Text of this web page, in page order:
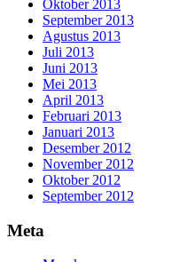
Oktober 2013
September 2013
Agustus 2013
Juli 2013
Juni 2013
Mei 2013
April 2013
Februari 2013
Januari 2013
Desember 2012
November 2012
Oktober 2012
September 2012
Meta